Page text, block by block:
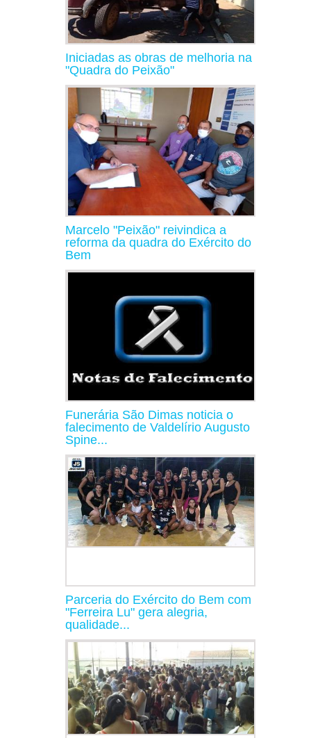
Iniciadas as obras de melhoria na
"Quadra do Peixão"
Marcelo "Peixão" reivindica a
reforma da quadra do Exército do
Bem
Funerária São Dimas noticia o
falecimento de Valdelírio Augusto
Spine...
Parceria do Exército do Bem com
"Ferreira Lu" gera alegria,
qualidade...